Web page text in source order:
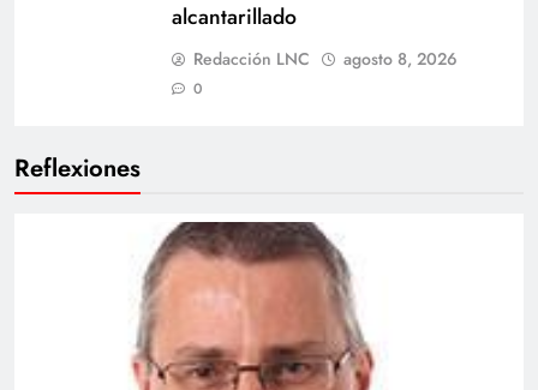
Reflexiones
alcantarillado
Redacción LNC agosto 8, 2026
0